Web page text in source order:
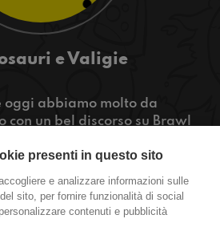
e Valigie
oggi abbiamo molto da
con un bel discorso su Brawl
world e termineremo con
Qual’è la valigia
avventure?
presenti in questo sito
e analizzare informazioni sulle
sito, per fornire funzionalità di social
contenuti e pubblicità